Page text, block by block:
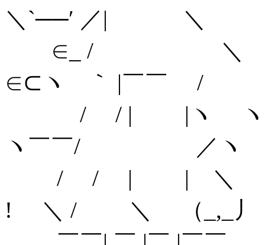
＼`──′ ／| ＼
∈_
∈⊂ヽ ｀ |￣
/ / | |ヽ
ヽ￣￣/ ／ヽ
/ / | |
! ＼ / ＼ （_,_丿